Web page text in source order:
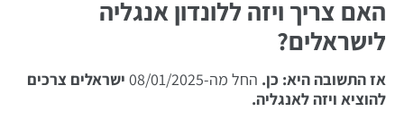
האם צריך ויזה ללונדון אנגליה
לישראלים?
אז התשובה היא: כן. החל מה-08/01/2025
ישראלים צרכים
להוציא ויזה לאנגליה.